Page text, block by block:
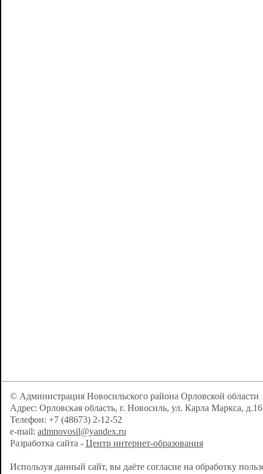
© Администрация Новосильского района Орловской области
Адрес: Орловская область, г. Новосиль, ул. Карла Маркса, д.16
Телефон: +7 (48673) 2-12-52
e-mail: admnovosil@yandex.ru
Разработка сайта - Центр интернет-образования
Используя данный сайт, вы даёте согласие на обработку